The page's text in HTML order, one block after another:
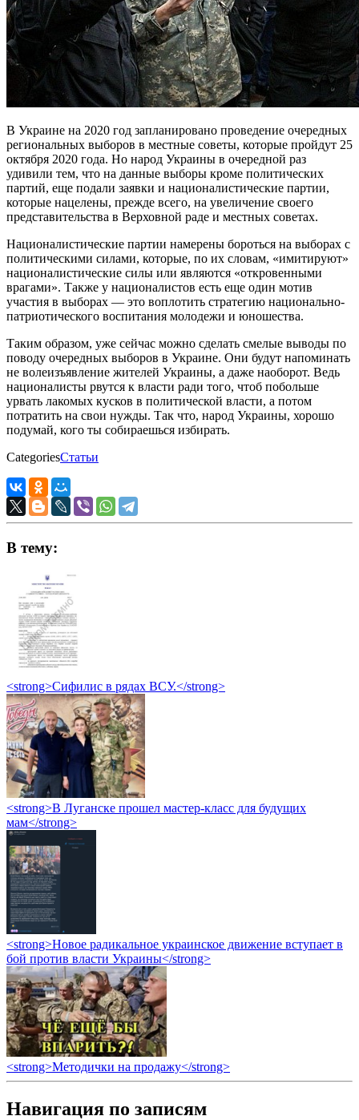
В Украине на 2020 год запланировано проведение очередных
региональных выборов в местные советы, которые пройдут 25
октября 2020 года. Но народ Украины в очередной раз
удивили тем, что на данные выборы кроме политических
партий, еще подали заявки и националистические партии,
которые нацелены, прежде всего, на увеличение своего
представительства в Верховной раде и местных советах.
Националистические партии намерены бороться на выборах с
политическими силами, которые, по их словам, «имитируют»
националистические силы или являются «откровенными
врагами». Также у националистов есть еще один мотив
участия в выборах — это воплотить стратегию национально-
патриотического воспитания молодежи и юношества.
Таким образом, уже сейчас можно сделать смелые выводы по
поводу очередных выборов в Украине. Они будут напоминать
не волеизъявление жителей Украины, а даже наоборот. Ведь
националисты рвутся к власти ради того, чтоб побольше
урвать лакомых кусков в политической власти, а потом
потратить на свои нужды. Так что, народ Украины, хорошо
подумай, кого ты собираешься избирать.
CategoriesСтатьи
В тему:
<strong>Сифилис в рядах ВСУ.</strong>
<strong>В Луганске прошел мастер-класс для будущих
мам</strong>
<strong>Новое радикальное украинское движение вступает в
бой против власти Украины</strong>
<strong>Методички на продажу</strong>
Навигация по записям